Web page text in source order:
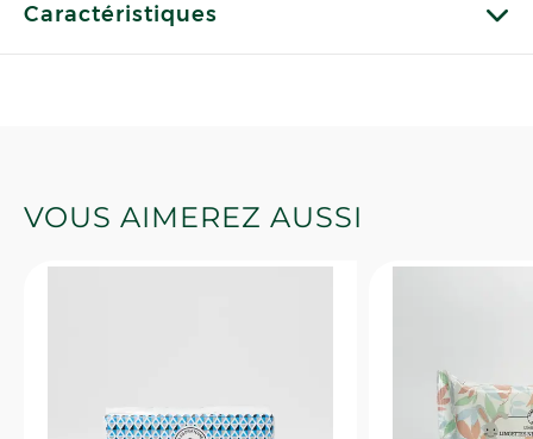
Caractéristiques
VOUS AIMEREZ AUSSI